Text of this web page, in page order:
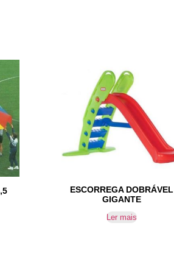
ESCORREGA DOBRÁVEL
GIGANTE
Ler mais